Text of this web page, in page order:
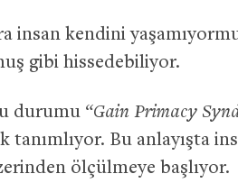
insan kendini
gibi hissedebiliyor.
durumu “Gain Primacy
tanımlıyor. Bu anlayışta
ölçülmeye başlıyor.